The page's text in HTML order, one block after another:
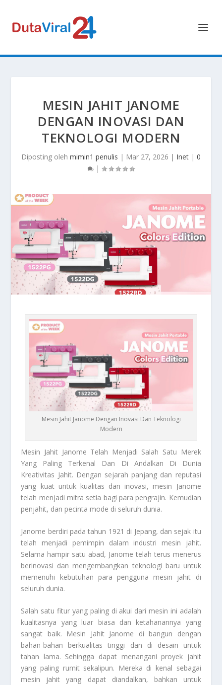
MESIN JAHIT JANOME
DENGAN INOVASI DAN
TEKNOLOGI MODERN
Diposting oleh mimin1 penulis | Mar 27, 2026 | Inet | 0
|
Mesin Jahit Janome Dengan Inovasi Dan Teknologi
Modern
Mesin Jahit Janome Telah Menjadi Salah Satu Merek
Yang Paling Terkenal Dan Di Andalkan Di Dunia
Kreativitas Jahit. Dengan sejarah panjang dan reputasi
yang kuat untuk kualitas dan inovasi, mesin Janome
telah menjadi mitra setia bagi para pengrajin. Kemudian
penjahit, dan pecinta mode di seluruh dunia.
Janome berdiri pada tahun 1921 di Jepang, dan sejak itu
telah menjadi pemimpin dalam industri mesin jahit.
Selama hampir satu abad, Janome telah terus menerus
berinovasi dan mengembangkan teknologi baru untuk
memenuhi kebutuhan para pengguna mesin jahit di
seluruh dunia.
Salah satu fitur yang paling di akui dari mesin ini adalah
kualitasnya yang luar biasa dan ketahanannya yang
sangat baik. Mesin Jahit Janome di bangun dengan
bahan-bahan berkualitas tinggi dan di desain untuk
tahan lama. Sehingga dapat menangani proyek jahit
yang paling rumit sekalipun. Mereka di kenal sebagai
mesin jahit yang dapat diandalkan, bahkan untuk